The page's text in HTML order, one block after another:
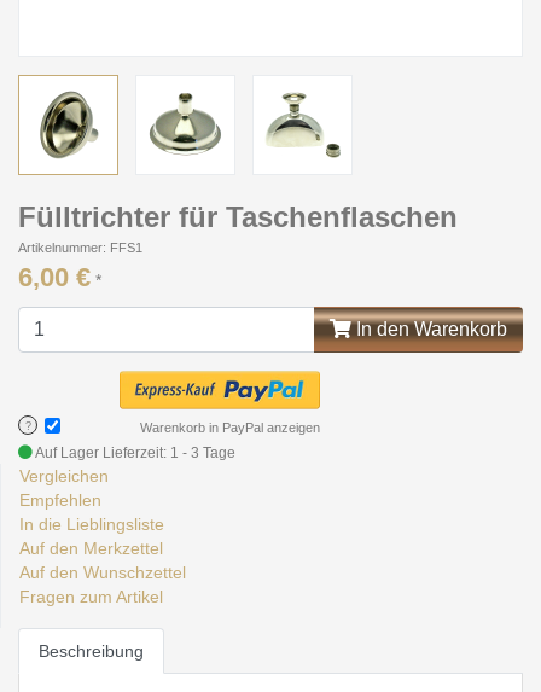
Fülltrichter für Taschenflaschen
Artikelnummer: FFS1
6,00 € *
In den Warenkorb
? Warenkorb in PayPal anzeigen
Auf Lager Lieferzeit: 1 - 3 Tage
Vergleichen
Empfehlen
In die Lieblingsliste
Auf den Merkzettel
Auf den Wunschzettel
Fragen zum Artikel
Beschreibung